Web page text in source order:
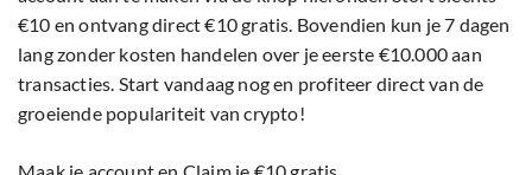
€10 en ontvang direct €10 gratis. Bovendien kun je 7 dagen
lang zonder kosten handelen over je eerste €10.000 aan
transacties. Start vandaag nog en profiteer direct van de
groeiende populariteit van crypto!